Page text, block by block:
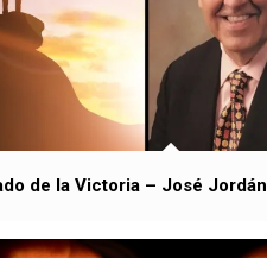
de la Victoria – José Jordán